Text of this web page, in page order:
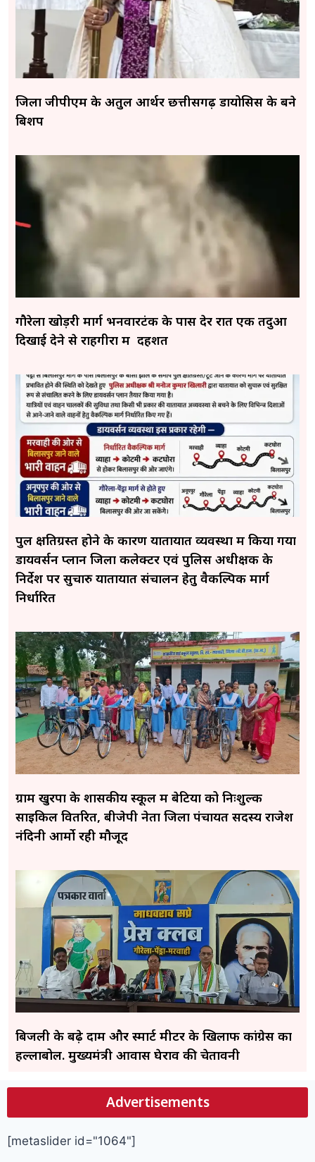
जिला जीपीएम के अतुल आर्थर छत्तीसगढ़ डायोसिस के बने
बिशप
गौरेला खोड़री मार्ग भनवारटंक के पास देर रात एक तेंदुआ
दिखाई देने से राहगीरों में दहशत
पुल क्षतिग्रस्त होने के कारण यातायात व्यवस्था में किया गया
डायवर्सन प्लान जिला कलेक्टर एवं पुलिस अधीक्षक के
निर्देश पर सुचारु यातायात संचालन हेतु वैकल्पिक मार्ग
निर्धारित
ग्राम खुरपा के शासकीय स्कूल में बेटियों को निःशुल्क
साइकिल वितरित, बीजेपी नेता जिला पंचायत सदस्य राजेश
नंदिनी आर्मो रही मौजूद
बिजली के बढ़े दाम और स्मार्ट मीटर के खिलाफ कांग्रेस का
हल्लाबोल. मुख्यमंत्री आवास घेराव की चेतावनी
Advertisements
[metaslider id="1064"]